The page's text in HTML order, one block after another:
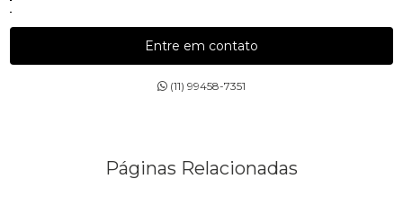
DIREÇÃO PREVENTIVA
ESCOLA COM AULAS PARA MOTOCICLISTAS
ESCOLA DE DIREÇÕES PREVENTIVAS
Entre em contato
(11) 99458-7351
Páginas Relacionadas